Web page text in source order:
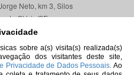
sobre a(s) visita(s) realizada(s)
dos visitantes deste site,
Privacidade de Dados Pessoais. Ao
Neto, km 3, Silos
da Glória/SE
000